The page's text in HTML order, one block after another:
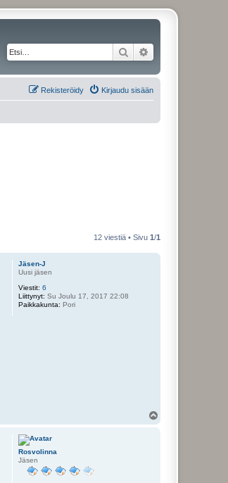
Etsi
Kirjaudu sisään
Rekisteröidy
12 viestiä • Sivu 1/1
Jäsen-J
Uusi jäsen
Viestit: 6
Liittynyt: Su Joulu 17, 2017 22:08
Paikkakunta: Pori
Rosvolinna
Jäsen